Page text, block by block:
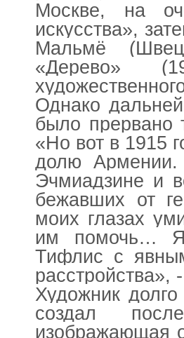
Москве, на
искусства»,
Мальмё
«Дерево»
Однако
было прервано
«Но вот в 1915
долю
Эчмиадзине и
бежавших от
моих глазах
им помочь… Я
Тифлис с
Художник
создал
изображающая